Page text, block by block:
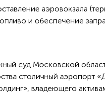
аэровокзала
и обеспечение
суд Московской
столичный аэропорт
владеющего